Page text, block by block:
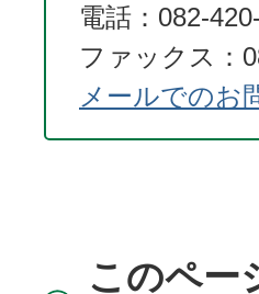
電話：082-
ファックス：
メールでのお
このペー